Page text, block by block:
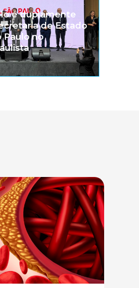
é duplamente
de Estado
Paulo no